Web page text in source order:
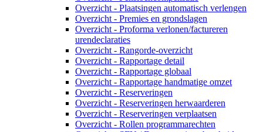
Overzicht - Plaatsingen automatisch verlengen
Overzicht - Premies en grondslagen
Overzicht - Proforma verlonen/factureren
urendeclaraties
Overzicht - Rangorde-overzicht
Overzicht - Rapportage detail
Overzicht - Rapportage globaal
Overzicht - Rapportage handmatige omzet
Overzicht - Reserveringen
Overzicht - Reserveringen herwaarderen
Overzicht - Reserveringen verplaatsen
Overzicht - Rollen programmarechten